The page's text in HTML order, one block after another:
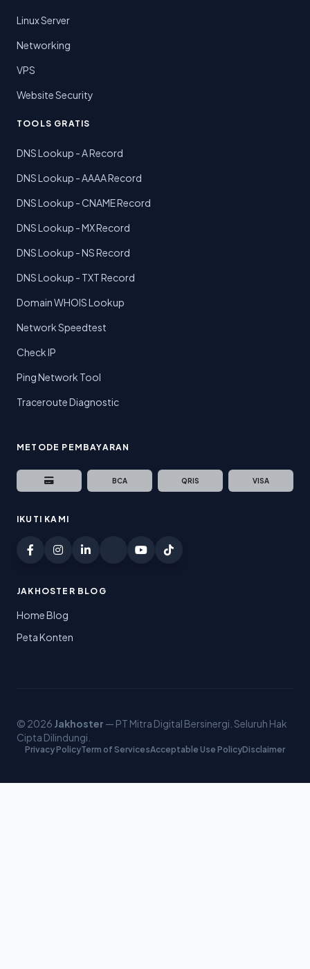
Linux Server
Networking
VPS
Website Security
TOOLS GRATIS
DNS Lookup - A Record
DNS Lookup - AAAA Record
DNS Lookup - CNAME Record
DNS Lookup - MX Record
DNS Lookup - NS Record
DNS Lookup - TXT Record
Domain WHOIS Lookup
Network Speedtest
Check IP
Ping Network Tool
Traceroute Diagnostic
METODE PEMBAYARAN
BCA QRIS VISA
IKUTI KAMI
JAKHOSTER BLOG
Home Blog
Peta Konten
© 2026 Jakhoster — PT Mitra Digital Bersinergi. Seluruh Hak
Cipta Dilindungi.
Privacy PolicyTerm of ServicesAcceptable Use PolicyDisclaimer